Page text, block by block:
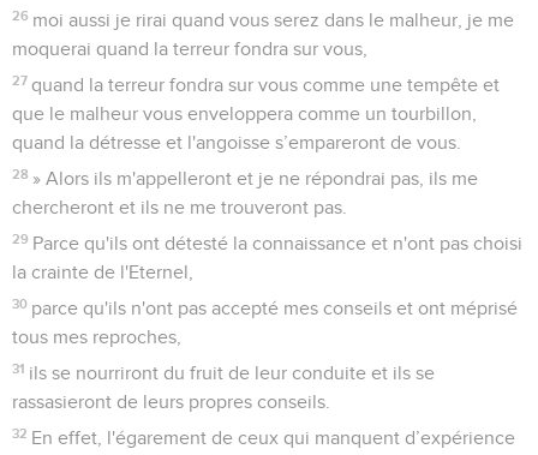
26 moi aussi je rirai quand vous serez dans le malheur, je me
moquerai quand la terreur fondra sur vous,
27 quand la terreur fondra sur vous comme une tempête et
que le malheur vous enveloppera comme un tourbillon,
quand la détresse et l'angoisse s’empareront de vous.
28 » Alors ils m'appelleront et je ne répondrai pas, ils me
chercheront et ils ne me trouveront pas.
29 Parce qu'ils ont détesté la connaissance et n'ont pas choisi
la crainte de l'Eternel,
30 parce qu'ils n'ont pas accepté mes conseils et ont méprisé
tous mes reproches,
31 ils se nourriront du fruit de leur conduite et ils se
rassasieront de leurs propres conseils.
32 En effet, l'égarement de ceux qui manquent d’expérience